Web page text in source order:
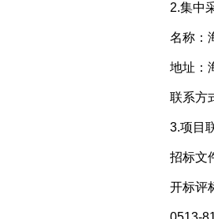
2.集中采
名称：海
地址：海
联系方式
3.项目联
招标文件
开标评标